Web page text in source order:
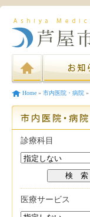
Home » 市内医院・病院 »
診療科目
医療サービス